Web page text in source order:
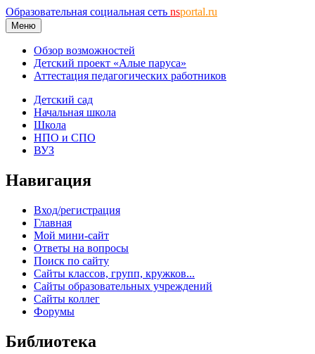
Образовательная социальная сеть nsportal.ru
Меню
Обзор возможностей
Детский проект «Алые паруса»
Аттестация педагогических работников
Детский сад
Начальная школа
Школа
НПО и СПО
ВУЗ
Навигация
Вход/регистрация
Главная
Мой мини-сайт
Ответы на вопросы
Поиск по сайту
Сайты классов, групп, кружков...
Сайты образовательных учреждений
Сайты коллег
Форумы
Библиотека